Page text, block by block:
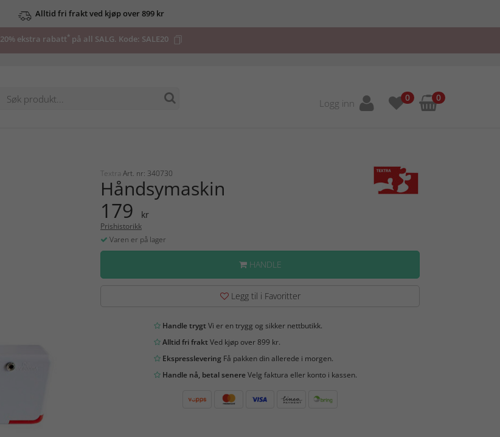
Alltid fri frakt ved kjøp over 899 kr
20% ekstra rabatt* på all SALG. Kode: SALE20
Logg inn 0 0
Textra Art. nr: 340730
Håndsymaskin
179 kr
Prishistorikk
Varen er på lager
HANDLE
Legg til i Favoritter
Handle trygtVi er en trygg og sikker nettbutikk.
Alltid fri fraktVed kjøp over 899 kr.
EkspressleveringFå pakken din allerede i morgen.
Handle nå, betal senereVelg faktura eller konto i kassen.